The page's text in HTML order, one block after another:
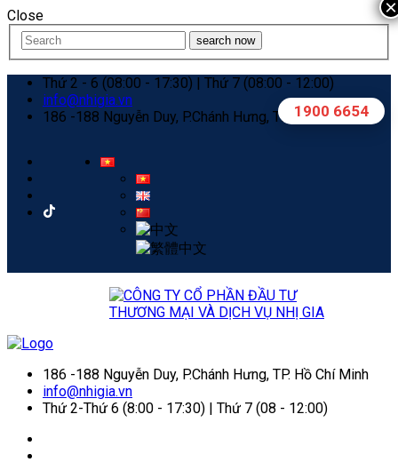
Close
search now
Thứ 2 - 6 (08:00 - 17:30) | Thứ 7 (08:00 - 12:00)
info@nhigia.vn
186 -188 Nguyễn Duy, P.Chánh Hưng, TP. Hồ Chí Minh
186 -188 Nguyễn Duy, P.Chánh Hưng, TP. Hồ Chí Minh
info@nhigia.vn
Thứ 2-Thứ 6 (8:00 - 17:30) | Thứ 7 (08 - 12:00)
1900 6654
×